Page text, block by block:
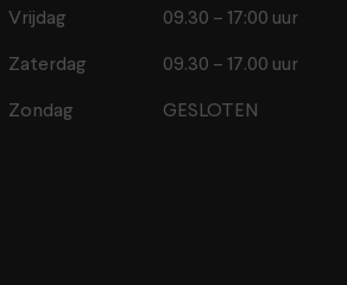
Vrijdag 09.30 – 17:00 uur
Zaterdag 09.30 – 17.00 uur
Zondag GESLOTEN